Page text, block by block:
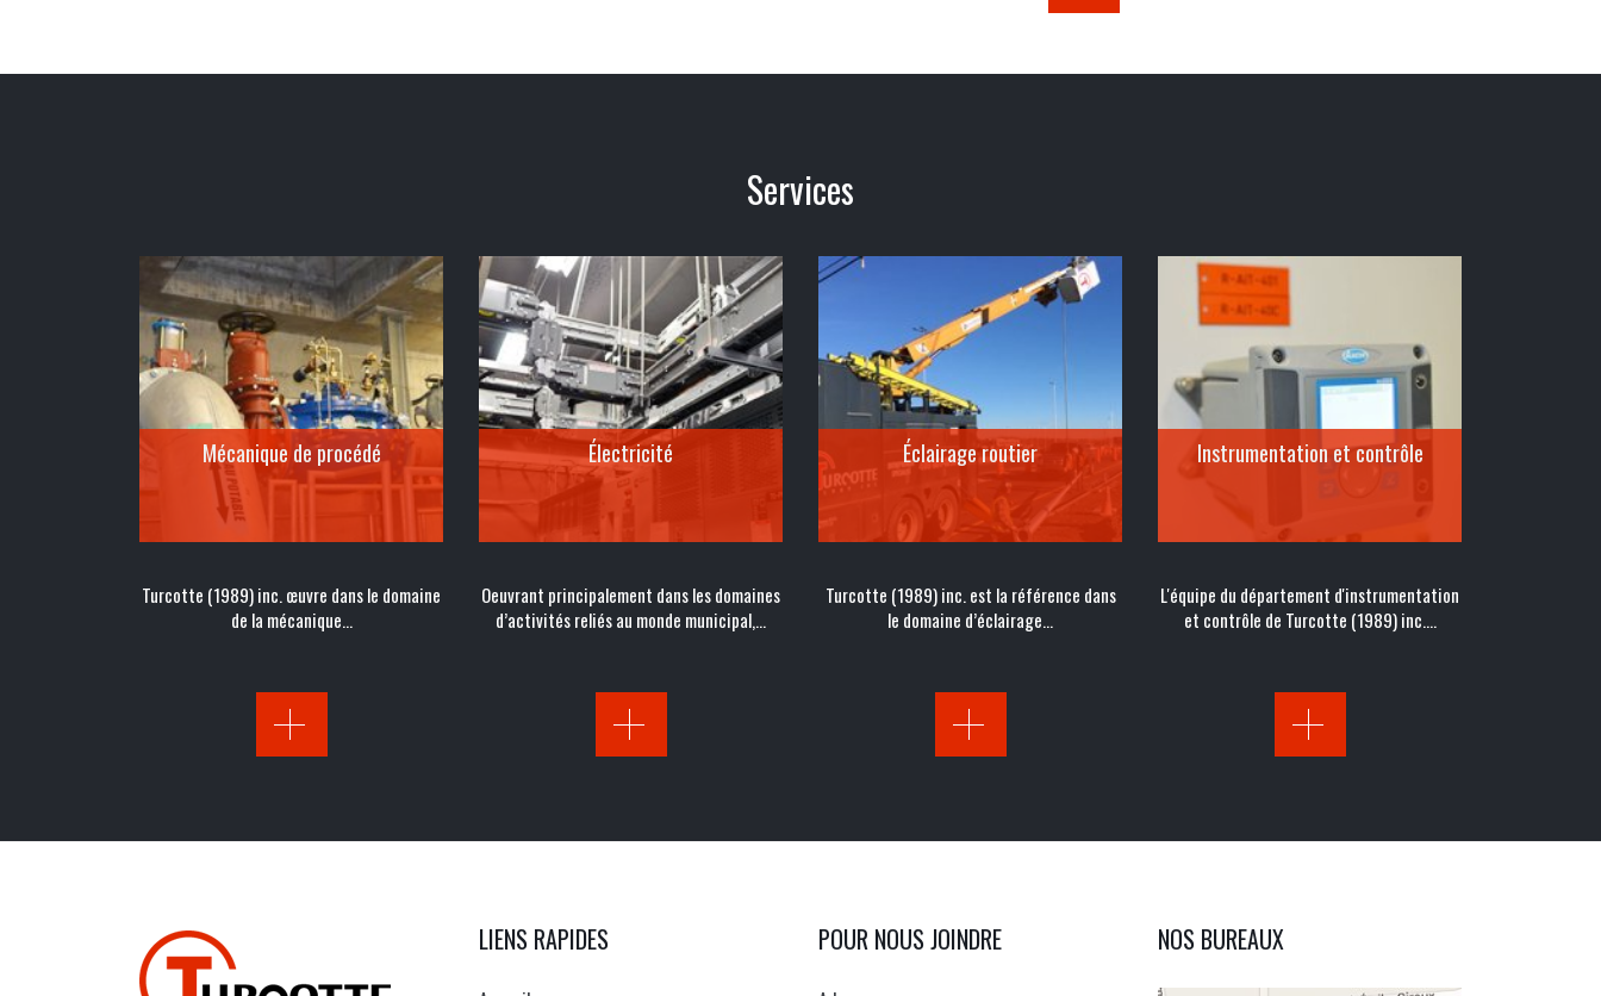
Services
Mécanique de procédé
Turcotte (1989) inc. œuvre dans le domaine
de la mécanique…
Électricité
Oeuvrant principalement dans les domaines
d’activités reliés au monde municipal,…
Éclairage routier
Turcotte (1989) inc. est la référence dans
le domaine d’éclairage…
Instrumentation et contrôle
L'équipe du département d'instrumentation
et contrôle de Turcotte (1989) inc.…
LIENS RAPIDES POUR NOUS JOINDRE NOS BUREAUX